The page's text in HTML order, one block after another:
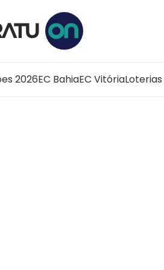
2026EC BahiaEC VitóriaLoterias